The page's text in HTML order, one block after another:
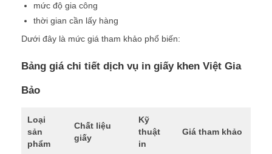
mức độ gia công
thời gian cần lấy hàng
Dưới đây là mức giá tham khảo phổ biến:
Bảng giá chi tiết dịch vụ in giấy khen Việt Gia
Bảo
Loại
sản
phẩm
Chất liệu
giấy
Kỹ
thuật
in
Giá tham khảo